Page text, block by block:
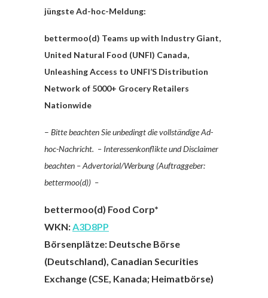
jüngste Ad-hoc-Meldung:
bettermoo(d) Teams up with Industry Giant,
United Natural Food (UNFI) Canada,
Unleashing Access to UNFI’S Distribution
Network of 5000+ Grocery Retailers
Nationwide
– Bitte beachten Sie unbedingt die vollständige Ad-
hoc-Nachricht. – Interessenkonflikte und Disclaimer
beachten –Advertorial/Werbung (Auftraggeber:
bettermoo(d)) –
bettermoo(d) Food Corp*
WKN: A3D8PP
Börsenplätze: Deutsche Börse
(Deutschland), Canadian Securities
Exchange (CSE, Kanada; Heimatbörse)